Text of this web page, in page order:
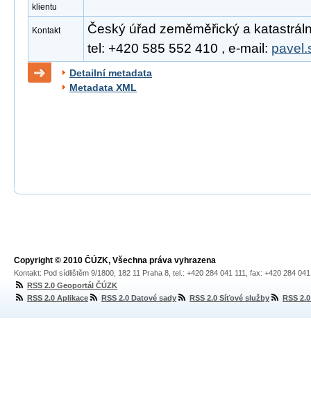
klientu
Kontakt
Český úřad zeměměřický a
tel: +420 585 552 410 , e-mail:
Detailní metadata
Metadata XML
Copyright © 2010 ČÚZK, Všechna práva vyhrazena
Kontakt: Pod sídlištěm 9/1800, 182 11 Praha 8, tel.: +420 284 041 111, fax: +420 284
RSS 2.0 Geoportál ČÚZK
RSS 2.0 Aplikace
RSS 2.0 Datové sady RSS 2.0 Síťové služby RSS